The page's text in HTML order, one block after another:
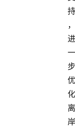
持
，
进
一
步
优
化
离
岸